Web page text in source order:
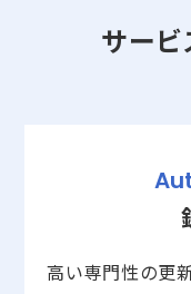
サービ
高い専門性の更